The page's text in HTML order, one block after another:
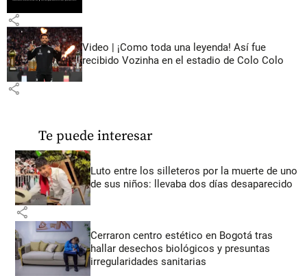
share
Video | ¡Como toda una leyenda! Así fue
recibido Vozinha en el estadio de Colo Colo
share
Te puede interesar
Luto entre los silleteros por la muerte de uno
de sus niños: llevaba dos días desaparecido
share
Cerraron centro estético en Bogotá tras
hallar desechos biológicos y presuntas
irregularidades sanitarias